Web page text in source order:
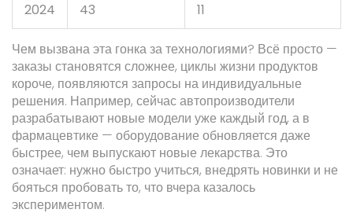
2024 43 11
Чем вызвана эта гонка за технологиями? Всё просто —
заказы становятся сложнее, циклы жизни продуктов
короче, появляются запросы на индивидуальные
решения. Например, сейчас автопроизводители
разрабатывают новые модели уже каждый год, а в
фармацевтике — оборудование обновляется даже
быстрее, чем выпускают новые лекарства. Это
означает: нужно быстро учиться, внедрять новинки и не
бояться пробовать то, что вчера казалось
экспериментом.